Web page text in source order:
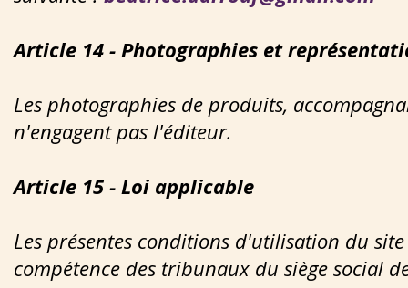
Article 14 - Photographies et
Les photographies de produits,
n'engagent pas l'éditeur.
Article 15 - Loi applicable
Les présentes conditions d'utilisation du
compétence des tribunaux du siège social